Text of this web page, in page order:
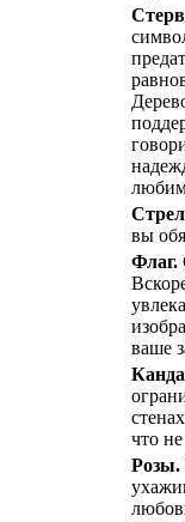
вы
Флаг.
ваше
что
Розы.